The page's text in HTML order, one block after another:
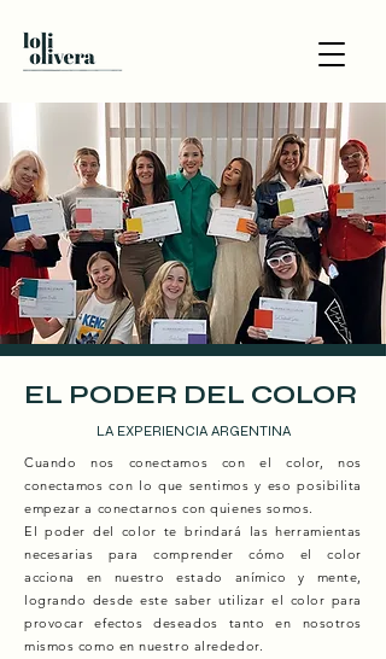
EL PODER DEL COLOR
LA EXPERIENCIA ARGENTINA
Cuando nos conectamos con el color, nos
conectamos con lo que sentimos y eso posibilita
empezar a conectarnos con quienes somos.
El poder del color te brindará las herramientas
necesarias para comprender cómo el color
acciona en nuestro estado anímico y mente,
logrando desde este saber utilizar el color para
provocar efectos deseados tanto en nosotros
mismos como en nuestro alrededor.